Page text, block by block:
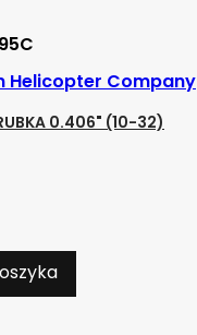
Helicopter Company
0.406" (10-32)